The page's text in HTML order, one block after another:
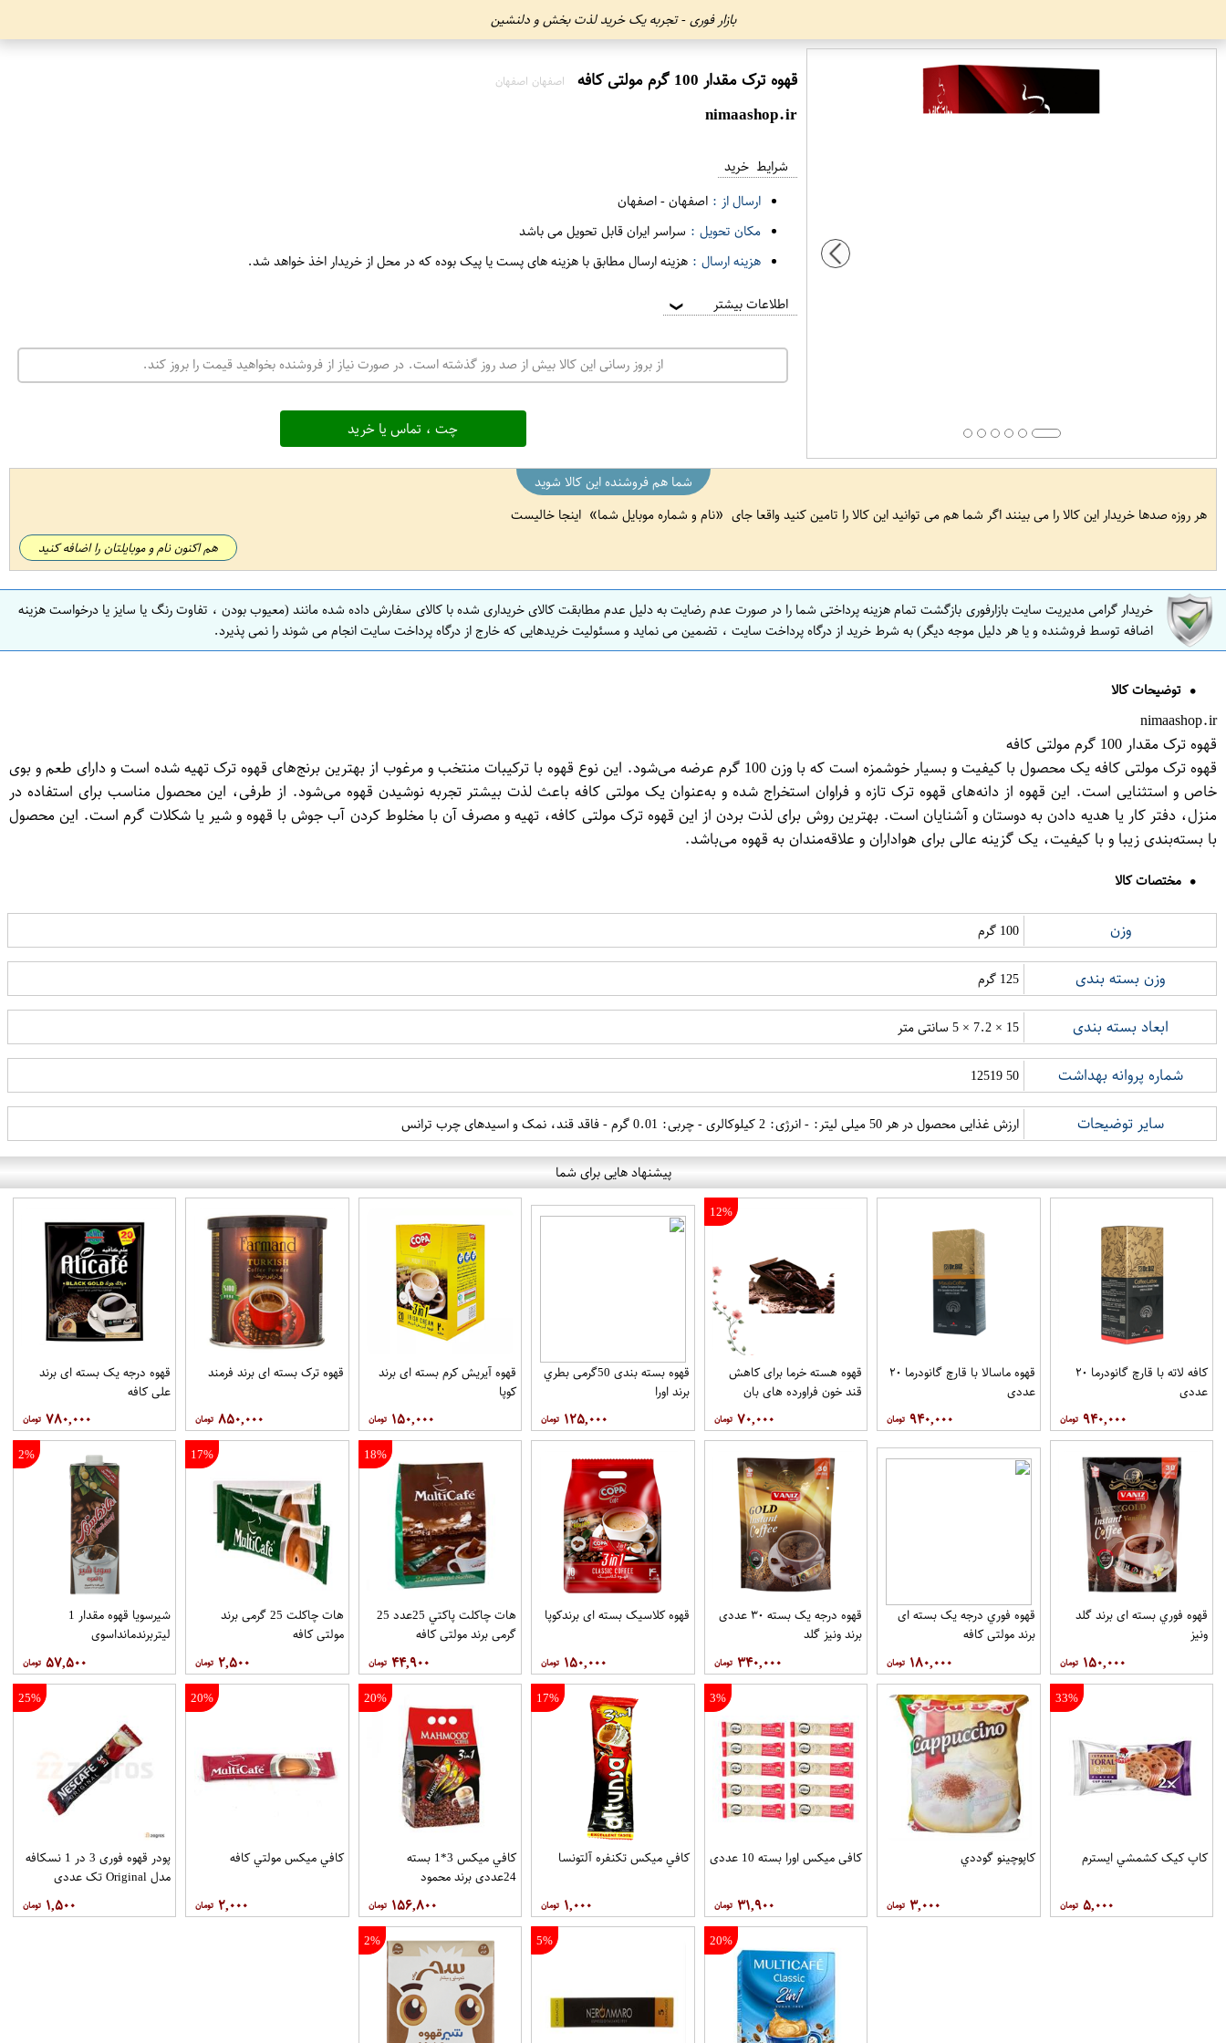
بازار فوری - تجربه یک خرید لذت بخش و دلنشین
قهوه ترک مقدار 100 گرم مولتی کافه اصفهان اصفهان
nimaashop.ir
شرایط خرید
ارسال از : اصفهان-اصفهان
مکان تحویل : سراسر ایران قابل تحویل می باشد
هزینه ارسال : هزینه ارسال مطابق با هزینه های پست یا پیک بوده که در محل از خریدار اخذ خواهد شد.
اطلاعات بیشتر ❯
از بروز رسانی این کالا بیش از صد روز گذشته است. در صورت نیاز از فروشنده بخواهید قیمت را بروز کند.
چت ، تماس یا خرید
شما هم فروشنده این کالا شوید
هر روزه صدها خریدار این کالا را می بینند اگر شما هم می توانید این کالا را تامین کنید واقعا جای
نام و شماره موبایل شما اینجا خالیست
هم اکنون نام و موبایلتان را اضافه کنید
خریدار گرامی مدیریت سایت بازارفوری بازگشت تمام هزینه پرداختی شما را در صورت عدم رضایت به دلیل عدم مطابقت کالای خریداری شده با کالای سفارش داده شده مانند (معیوب بودن ، تفاوت رنگ یا سایز یا درخواست هزینه
اضافه توسط فروشنده و یا هر دلیل موجه دیگر) به شرط خرید از درگاه پرداخت سایت ، تضمین می نماید و مسئولیت خریدهایی که خارج از درگاه پرداخت سایت انجام می شوند را نمی پذیرد.
توضیحات کالا
nimaashop.ir
قهوه ترک مقدار 100 گرم مولتی کافه
قهوه ترک مولتی کافه یک محصول با کیفیت و بسیار خوشمزه است که با وزن 100 گرم عرضه می‌شود. این نوع قهوه با ترکیبات منتخب و مرغوب از بهترین برنج‌های قهوه ترک تهیه شده است و دارای طعم و بوی
خاص و استثنایی است. این قهوه از دانه‌های قهوه ترک تازه و فراوان استخراج شده و به‌عنوان یک مولتی کافه باعث لذت بیشتر تجربه نوشیدن قهوه می‌شود. از طرفی، این محصول مناسب برای استفاده در
منزل، دفتر کار یا هدیه دادن به دوستان و آشنایان است. بهترین روش برای لذت بردن از این قهوه ترک مولتی کافه، تهیه و مصرف آن با مخلوط کردن آب جوش با قهوه و شیر یا شکلات گرم است. این محصول
با بسته‌بندی زیبا و با کیفیت، یک گزینه عالی برای هواداران و علاقه‌مندان به قهوه می‌باشد.
مختصات کالا
وزن 100 گرم
وزن بسته بندی 125 گرم
ابعاد بسته بندی 15 × 7.2 × 5 سانتی متر
شماره پروانه بهداشت 50 12519
سایر توضیحات ارزش غذایی محصول در هر 50 میلی لیتر: - انرژی: 2 کیلوکالری - چربی: 0.01 گرم - فاقد قند، نمک و اسیدهای چرب ترانس
پیشنهاد هایی برای شما
کافه لاته با قارچ گانودرما ۲۰
عددی
۹۴۰,۰۰۰
قهوه ماسالا با قارچ گانودرما ۲۰
عددی
۹۴۰,۰۰۰
12%
قهوه هسته خرما برای کاهش
قند خون فراورده های بان
۷۰,۰۰۰
قهوه بسته بندی 50گرمی بطري
برند اورا
۱۲۵,۰۰۰
قهوه آيريش کرم بسته ای برند
کوپا
۱۵۰,۰۰۰
قهوه ترک بسته ای برند فرمند
۸۵۰,۰۰۰
قهوه درجه یک بسته ای برند
علي کافه
۷۸۰,۰۰۰
قهوه فوري بسته ای برند گلد
ونيز
۱۵۰,۰۰۰
قهوه فوري درجه یک بسته ای
برند مولتي کافه
۱۸۰,۰۰۰
قهوه درجه یک بسته ۳۰ عددی
برند ونيز گلد
۳۴۰,۰۰۰
قهوه کلاسيک بسته ای برندکوپا
۱۵۰,۰۰۰
18%
هات چاکلت پاکتي 25عدد 25
گرمی برند مولتي کافه
۴۴,۹۰۰
17%
هات چاکلت 25 گرمی برند
مولتي کافه
۲,۵۰۰
2%
شیرسویا قهوه مقدار 1
لیتربرندمانداسوی
۵۷,۵۰۰
33%
کاپ کيک کشمشي ايسترم
۵,۰۰۰
کاپوچينو گوددي
۳,۰۰۰
3%
کافی میکس اورا بسته 10 عددی
۳۱,۹۰۰
17%
کافي ميکس تکنفره آلتونسا
۱,۰۰۰
20%
کافي ميکس 3*1 بسته
24عددی برند محمود
۱۵۶,۸۰۰
20%
کافي ميکس مولتي کافه
۲,۰۰۰
25%
پودر قهوه فوری 3 در 1 نسکافه
مدل Original تک عددی
۱,۵۰۰
20%
5%
2%